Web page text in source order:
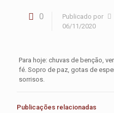
0 Publicado por
06/11/2020
Para hoje: chuvas de benção,
fé. Sopro de paz, gotas de
sorrisos.
Publicações relacionadas